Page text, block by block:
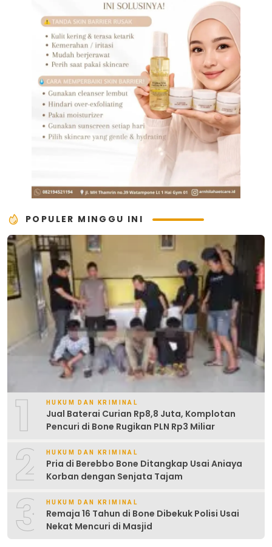
POPULER MINGGU INI
1 HUKUM DAN KRIMINAL
Jual Baterai Curian Rp8,8 Juta, Komplotan
Pencuri di Bone Rugikan PLN Rp3 Miliar
2 HUKUM DAN KRIMINAL
Pria di Berebbo Bone Ditangkap Usai Aniaya
Korban dengan Senjata Tajam
3 HUKUM DAN KRIMINAL
Remaja 16 Tahun di Bone Dibekuk Polisi Usai
Nekat Mencuri di Masjid